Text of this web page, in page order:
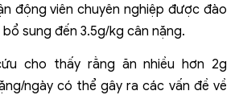
động viên chuyên nghiệp được đào
sung đến 3.5g/kg cân nặng.
cho thấy rằng ăn nhiều hơn 2g
ngày có thể gây ra các vấn đề về